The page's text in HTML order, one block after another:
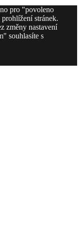
pro "povoleno
stránek.
změny nastavení
souhlasíte s